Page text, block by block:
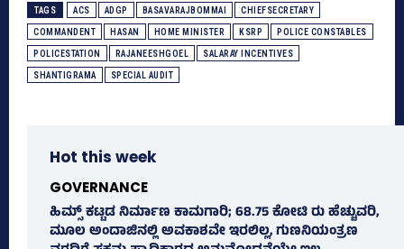
TAGS ACS ADGP BASAVARAJBOMMAI CHIEFSECRETARY
COMMANDENT HASAN HOME MINISTER KSRP POLICE CONSTABLES
POLICESTATION RAJANEESHGOEL SALARAY INCENTIVES
SHANTIGRAMA SPECIAL AUDIT
Hot this week
GOVERNANCE
ಹಿಮ್ಸ್‌ ಕಟ್ಟಡ ನಿರ್ಮಾಣ ಕಾಮಗಾರಿ; 68.75 ಕೋಟಿ ರು ಹೆಚ್ಚುವರಿ,
ಮೂಲ ಅಂದಾಜಿನಲ್ಲಿ ಅವಕಾಶವೇ ಇರಲಿಲ್ಲ, ಗುಣನಿಯಂತ್ರಣ